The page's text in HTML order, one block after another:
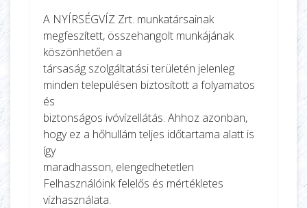
A NYÍRSÉGVÍZ Zrt. munkatársainak
megfeszített, összehangolt munkájának
köszönhetően a
társaság szolgáltatási területén jelenleg
minden településen biztosított a folyamatos
és
biztonságos ivóvízellátás. Ahhoz azonban,
hogy ez a hőhullám teljes időtartama alatt is
így
maradhasson, elengedhetetlen
Felhasználóink felelős és mértékletes
vízhasználata.